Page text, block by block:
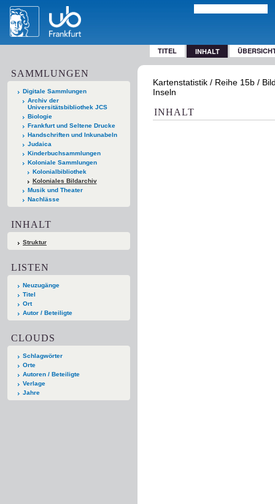
TITEL INHALT
SAMMLUNGEN
Digitale Sammlungen
Archiv der
Universitätsbibliothek JCS
Biologie
Frankfurt und Seltene Drucke
Handschriften und Inkunabeln
Judaica
Kinderbuchsammlungen
Koloniale Sammlungen
Kolonialbibliothek
Koloniales Bildarchiv
Musik und Theater
Nachlässe
INHALT
Struktur
LISTEN
Neuzugänge
Titel
Ort
Autor / Beteiligte
CLOUDS
Schlagwörter
Orte
Autoren / Beteiligte
Verlage
Jahre
Kartenstatistik / Reihe 15b /
Inseln
INHALT